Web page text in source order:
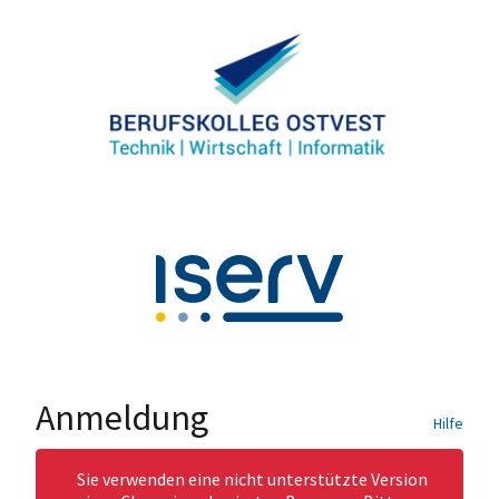
Anmeldung Hilfe
Sie verwenden eine nicht unterstützte Version